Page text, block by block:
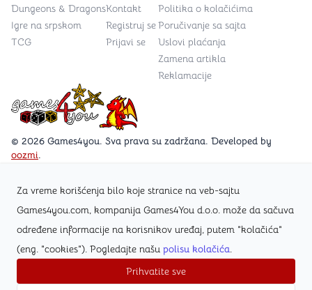
Za vreme korišćenja bilo koje stranice na veb-sajtu
Games4you.com, kompanija Games4You d.o.o. može da sačuva
određene informacije na korisnikov uređaj, putem "kolačića"
(eng. "cookies"). Pogledajte našu polisu kolačića.
Prihvatite sve
Games4you logo
© 2026 Games4you. Sva prava su zadržana. Developed by
oozmi.
Posetite Facebook stranicu /Games4you.rs
Zapratite Instagram profil @games4yours
Dungeons & Dragons
Igre na srpskom
TCG
Kontakt
Registruj se
Prijavi se
Politika o kolačićima
Poručivanje sa sajta
Uslovi plaćanja
Zamena artikla
Reklamacije